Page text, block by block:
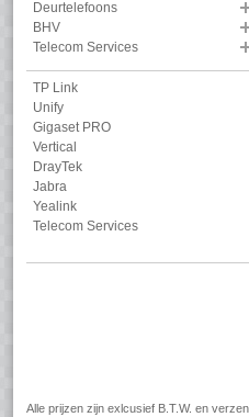
Deurtelefoons
BHV
Telecom Services
TP Link
Unify
Gigaset PRO
Vertical
DrayTek
Jabra
Yealink
Telecom Services
Alle prijzen zijn exlcusief B.T.W. en